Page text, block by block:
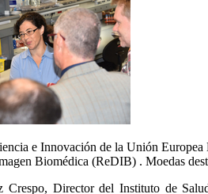
e Innovación de la Unión
Biomédica (ReDIB) . Moedas
Crespo, Director del Instituto de